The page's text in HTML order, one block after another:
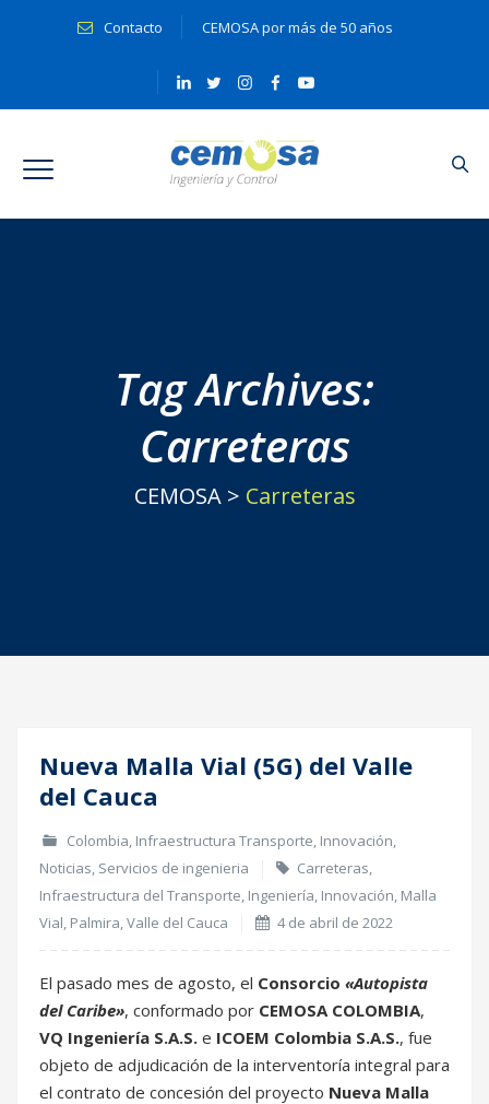
Contacto CEMOSA por más de 50 años
Tag Archives:
Carreteras
CEMOSA> Carreteras
04
Nueva Malla Vial (5G) del Valle
del Cauca
Colombia, Infraestructura Transporte, Innovación,
Noticias, Servicios de ingenieria Carreteras,
Infraestructura del Transporte, Ingeniería, Innovación, Malla
Vial, Palmira,Valle del Cauca 4 de abril de 2022
El pasado mes de agosto, el Consorcio «Autopista
del Caribe», conformado por CEMOSA COLOMBIA,
VQ Ingeniería S.A.S. e ICOEM Colombia S.A.S., fue
objeto de adjudicación de la interventoría integral para
el contrato de concesión del proyecto Nueva Malla